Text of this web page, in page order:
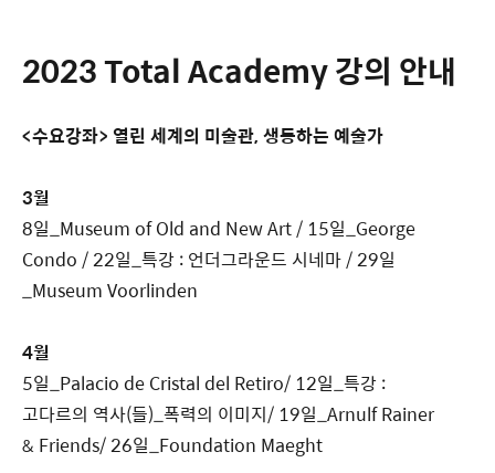
2023 Total Academy 강의 안내
<수요강좌> 열린 세계의 미술관, 생동하는 예술가
3월
8일_Museum of Old and New Art / 15일_George
Condo / 22일_특강 : 언더그라운드 시네마 / 29일
_Museum Voorlinden
4월
5일_Palacio de Cristal del Retiro/ 12일_특강 :
고다르의 역사(들)_폭력의 이미지/ 19일_Arnulf Rainer
& Friends/ 26일_Foundation Maeght